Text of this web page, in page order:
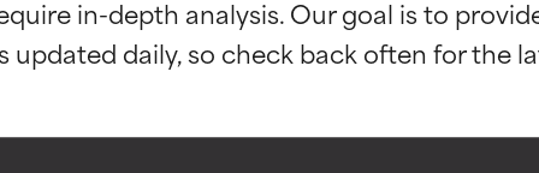
in-depth analysis. Our goal is to
unabhängige Studien belegt. Hervorragender Wirkstoff für
unabhängige Studien belegt. Hervorragender Wirkstoff für